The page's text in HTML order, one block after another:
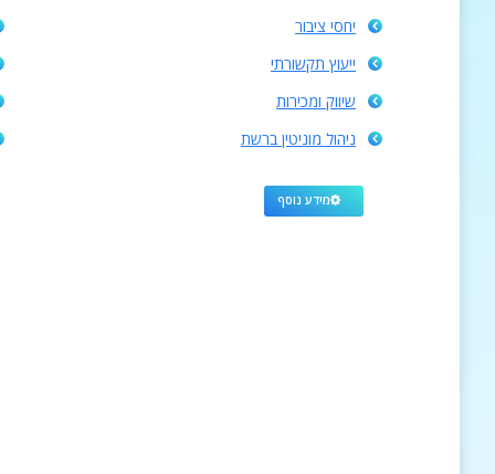
יחסי ציבור
ייעוץ תקשורתי
שיווק ומכירות
ניהול מוניטין ברשת
מידע נוסף